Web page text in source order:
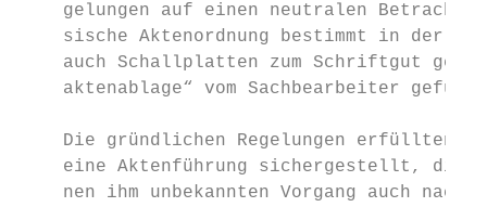
gelungen auf einen neutralen
sische Aktenordnung bestimmt in der
auch Schallplatten zum Schriftgut
aktenablage“ vom Sachbearbeiter
Die gründlichen Regelungen erfüllten
eine Aktenführung sichergestellt, die
nen ihm unbekannten Vorgang auch nach